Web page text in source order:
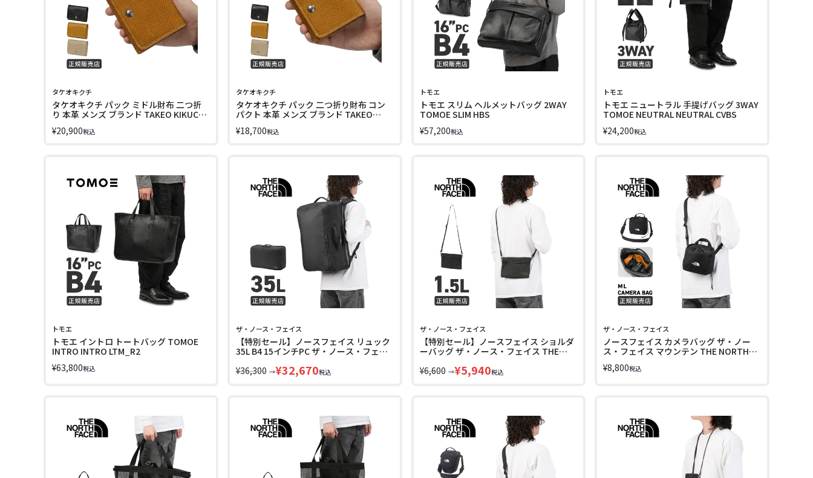
タケオキクチ
タケオキクチ パック ミドル財布 二つ折
り 本革 メンズ ブランド TAKEO KIKUCHI
¥20,900税込
タケオキクチ
タケオキクチ パック 二つ折り財布 コン
パクト 本革 メンズ ブランド TAKEO
¥18,700税込
トモエ
トモエ スリム ヘルメットバッグ 2WAY
TOMOE SLIM HBS
¥57,200税込
トモエ
トモエ ニュートラル 手提げバッグ 3WAY
TOMOE NEUTRAL NEUTRAL CVBS
¥24,200税込
トモエ
トモエ イントロ トートバッグ TOMOE
INTRO INTRO LTM_R2
¥63,800税込
ザ・ノース・フェイス
【特別セール】ノースフェイス リュック
35L B4 15インチPC ザ・ノース・フェイ
NORTH FACE URBAN EXPLORATION
¥36,300 →¥32,670税込
ザ・ノース・フェイス
【特別セール】ノースフェイス ショルダ
ーバッグ ザ・ノース・フェイス THE
rafter-pouch-s-sp
¥6,600 →¥5,940税込
ザ・ノース・フェイス
ノースフェイス カメラバッグ ザ・ノー
ス・フェイス マウンテン THE NORTH
¥8,800税込